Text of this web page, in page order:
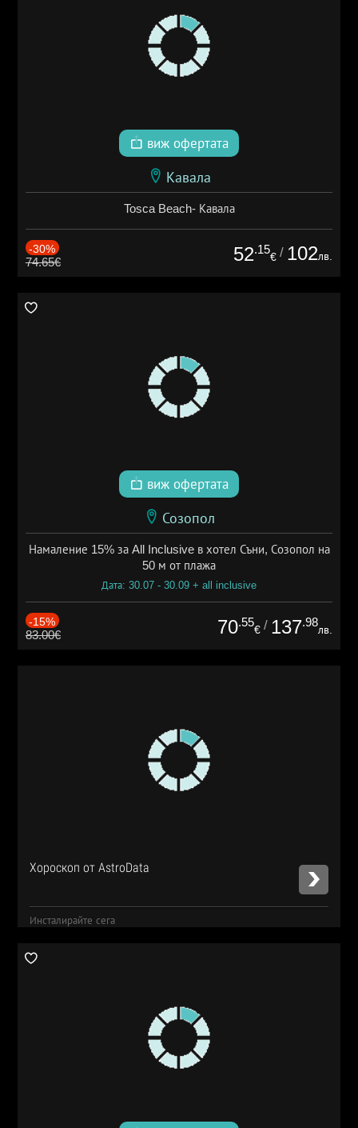
виж офертата
Кавала
Tosca Beach- Кавала
-30%
74.65€ 52.15
€ / 102лв.
виж офертата
Созопол
Намаление 15% за All Inclusive в хотел Съни, Созопол на
50 м от плажа
Дата: 30.07 - 30.09 + all inclusive
-15%
83.00€ 70.55
€ / 137.98
лв.
Хороскоп от AstroData
Инсталирайте сега